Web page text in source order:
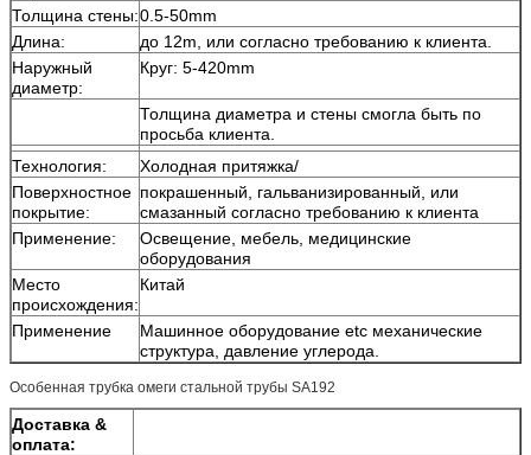
Толщина стены:0.5-50mm
Длина:
до 12m, или согласно требованию к клиента.
Наружный
диаметр:
Круг: 5-420mm
Толщина диаметра и стены смогла быть по
просьба клиента.
Технология:
Холодная притяжка/
Поверхностное
покрытие:
покрашенный, гальванизированный, или
смазанный согласно требованию к клиента
Применение:
Освещение, мебель, медицинские
оборудования
Место
происхождения:
Китай
Применение
Машинное оборудование etc механические
структура, давление углерода.
Особенная трубка омеги стальной трубы SA192
Доставка &
оплата: